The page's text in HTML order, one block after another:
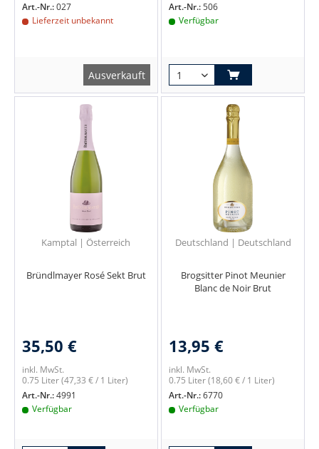
Art.-Nr.:027
Lieferzeit unbekannt
Ausverkauft
Art.-Nr.:506
Verfügbar
Kamptal | Österreich
Bründlmayer Rosé Sekt Brut
35,50 €
inkl. MwSt.
0.75 Liter(47,33 € / 1 Liter)
Art.-Nr.:4991
Verfügbar
Deutschland | Deutschland
Brogsitter Pinot Meunier
Blanc de Noir Brut
13,95 €
inkl. MwSt.
0.75 Liter(18,60 € / 1 Liter)
Art.-Nr.:6770
Verfügbar